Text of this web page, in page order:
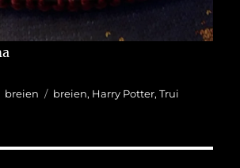
Categorieën
breien Tags
breien, Harry Potter,Trui